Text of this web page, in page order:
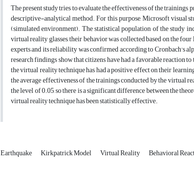
The present study tries to evaluate the effectiveness of the
descriptive-analytical method. For this purpose, Microsoft visual
(simulated environment). The statistical population of the study
virtual reality glasses, their behavior was collected based on the
experts and its reliability was confirmed according to Cronbach's
research findings show that citizens have had a favorable reaction
the virtual reality technique has had a positive effect on their
the average effectiveness of the trainings conducted by the virtual
the level of 0.05, so there is a significant difference between the
virtual reality technique has been statistically effective.
Earthquake Kirkpatrick Model Virtual Reality Behavioral